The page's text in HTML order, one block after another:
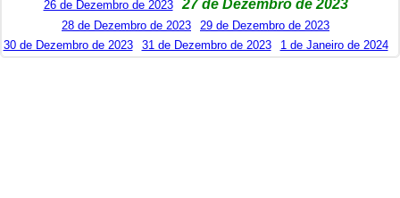
26 de Dezembro de 2023
27 de Dezembro de 2023
28 de Dezembro de 2023
29 de Dezembro de 2023
30 de Dezembro de 2023
31 de Dezembro de 2023 1 de Janeiro de 2024